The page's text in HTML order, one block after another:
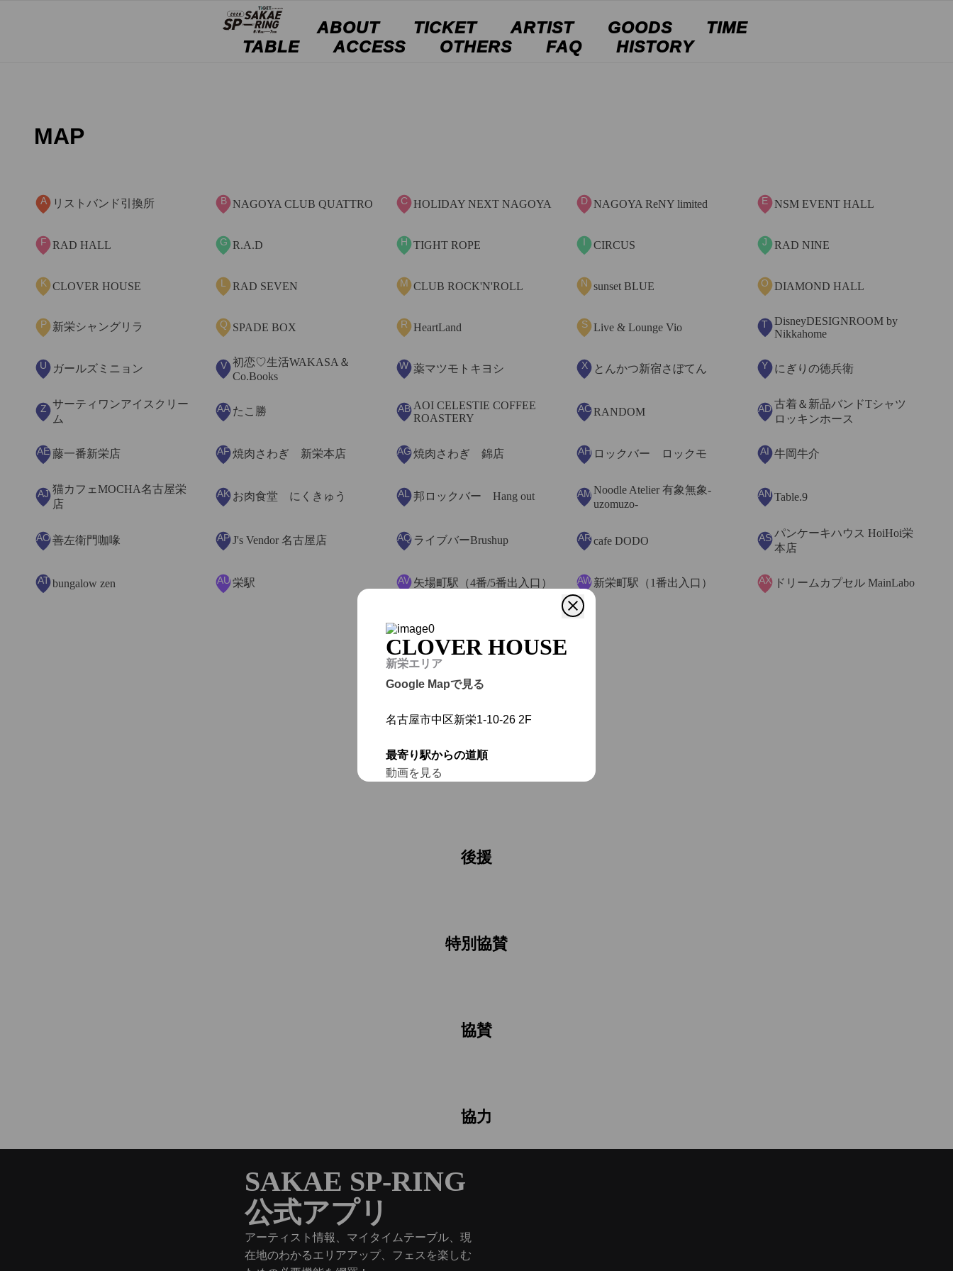
ABOUT TICKET ARTIST GOODS
TIME
TABLE
ACCESS OTHERS FAQ HISTORY
MAP
AJ
AR
A リストバンド引換所 B NAGOYA CLUB QUATTRO C HOLIDAY NEXT NAGOYA D NAGOYA ReNY limited E NSM EVENT HALL
F RAD HALL G R.A.D H TIGHT ROPE I CIRCUS J RAD NINE
K CLOVER HOUSE L RAD SEVEN M CLUB ROCK'N'ROLL N sunset BLUE O DIAMOND HALL
P 新栄シャングリラ Q SPADE BOX R HeartLand S Live & Lounge Vio T DisneyDESIGNROOM by
Nikkahome
U ガールズミニョン V 初恋♡生活WAKASA＆
Co.Books
W 薬マツモトキヨシ X とんかつ新宿さぼてん Y にぎりの徳兵衛
Z サーティワンアイスクリー
ム
AA たこ勝 AB AOI CELESTIE COFFEE
ROASTERY
AC RANDOM AD 古着＆新品バンドTシャツ
ロッキンホース
AE 藤一番新栄店 AF 焼肉さわぎ 新栄本店 AG 焼肉さわぎ 錦店 AH ロックバー ロックモ AI 牛岡牛介
AJ 猫カフェMOCHA名古屋栄
店
AK お肉食堂 にくきゅう AL 邦ロックバー Hang out AMNoodle Atelier 有象無象-
uzomuzo-
AN Table.9
AO善左衛門咖喙 AP J's Vendor 名古屋店 AQ ライブバーBrushup AR cafe DODO AS パンケーキハウス HoiHoi栄
本店
AT bungalow zen AU 栄駅 AV 矢場町駅（4番/5番出入口） AW 新栄町駅（1番出入口） AX ドリームカプセル MainLabo
CLOVER HOUSE
新栄エリア
Google Mapで見る
名古屋市中区新栄1-10-26 2F
最寄り駅からの道順
動画を見る
後援
特別協賛
協賛
協力
SAKAE SP-RING
公式アプリ
アーティスト情報、マイタイムテーブル、現
在地のわかるエリアアップ、フェスを楽しむ